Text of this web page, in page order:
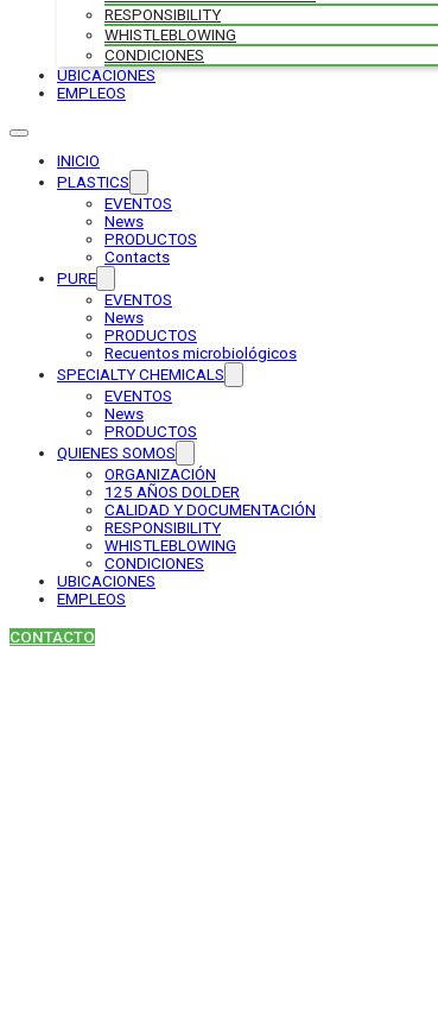
RESPONSIBILITY
WHISTLEBLOWING
CONDICIONES
UBICACIONES
EMPLEOS
INICIO
PLASTICS
EVENTOS
News
PRODUCTOS
Contacts
PURE
EVENTOS
News
PRODUCTOS
Recuentos microbiológicos
SPECIALTY CHEMICALS
EVENTOS
News
PRODUCTOS
QUIENES SOMOS
ORGANIZACIÓN
125 AÑOS DOLDER
CALIDAD Y DOCUMENTACIÓN
RESPONSIBILITY
WHISTLEBLOWING
CONDICIONES
UBICACIONES
EMPLEOS
CONTACTO